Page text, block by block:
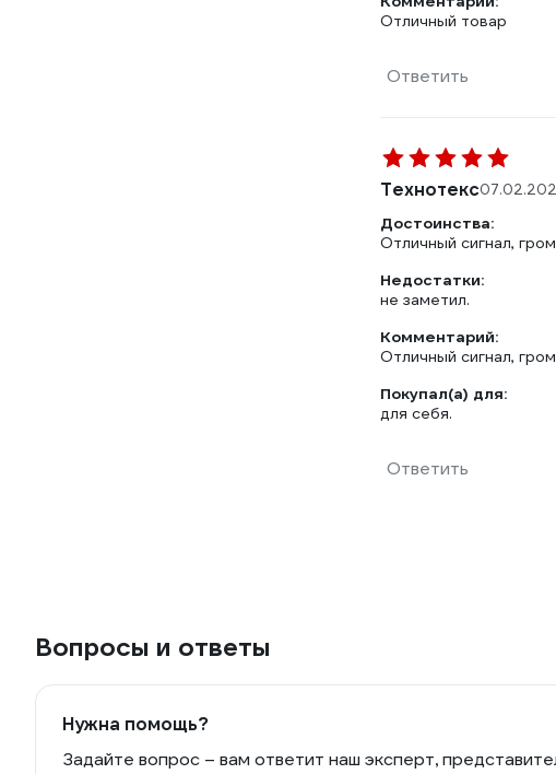
Отличный товар
Ответить
Технотекс
Достоинства:
Отличный сигнал,
Недостатки:
не заметил.
Комментарий:
Отличный сигнал,
Покупал(а) для:
для себя.
Ответить
Вопросы и ответы
Нужна помощь?
Задайте вопрос – вам ответит наш эксперт,